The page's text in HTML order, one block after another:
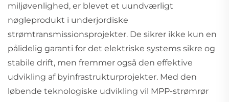
miljøvenlighed, er blevet et uundværligt
nøgleprodukt i underjordiske
strømtransmissionsprojekter. De sikrer ikke kun en
pålidelig garanti for det elektriske systems sikre og
stabile drift, men fremmer også den effektive
udvikling af byinfrastrukturprojekter. Med den
løbende teknologiske udvikling vil MPP-strømrør